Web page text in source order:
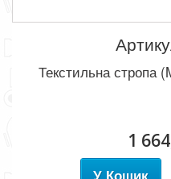
Текстильна стропа
1